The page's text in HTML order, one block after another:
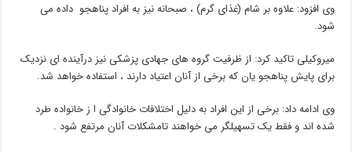
وی افزود: علاوه بر شام (غذای گرم) ، صبحانه نیز به افراد پناهجو داده می
شود.
میروکیلی تاکید کرد: از ظرفیت گروه های جهادی پزشکی نیز درآینده ای نزدیک
برای پایش پناهجو یان که برخی از آنان اعتیاد دارند ، استفاده خواهد شد.
وی ادامه داد: برخی از این افراد به دلیل اختلافات خانوادگی ا ز خانواده طرد
شده اند و فقط یک تسهیلگر می خواهند تامشکلات آنان مرتفع شود .